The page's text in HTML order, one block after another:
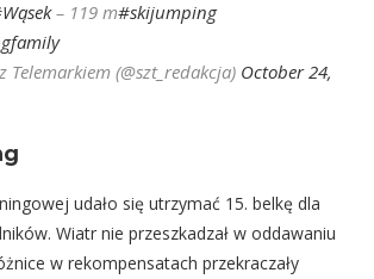
– 119 m#skijumping
(@szt_redakcja) October 24,
udało się utrzymać 15. belkę dla
Wiatr nie przeszkadzał w oddawaniu
w rekompensatach przekraczały